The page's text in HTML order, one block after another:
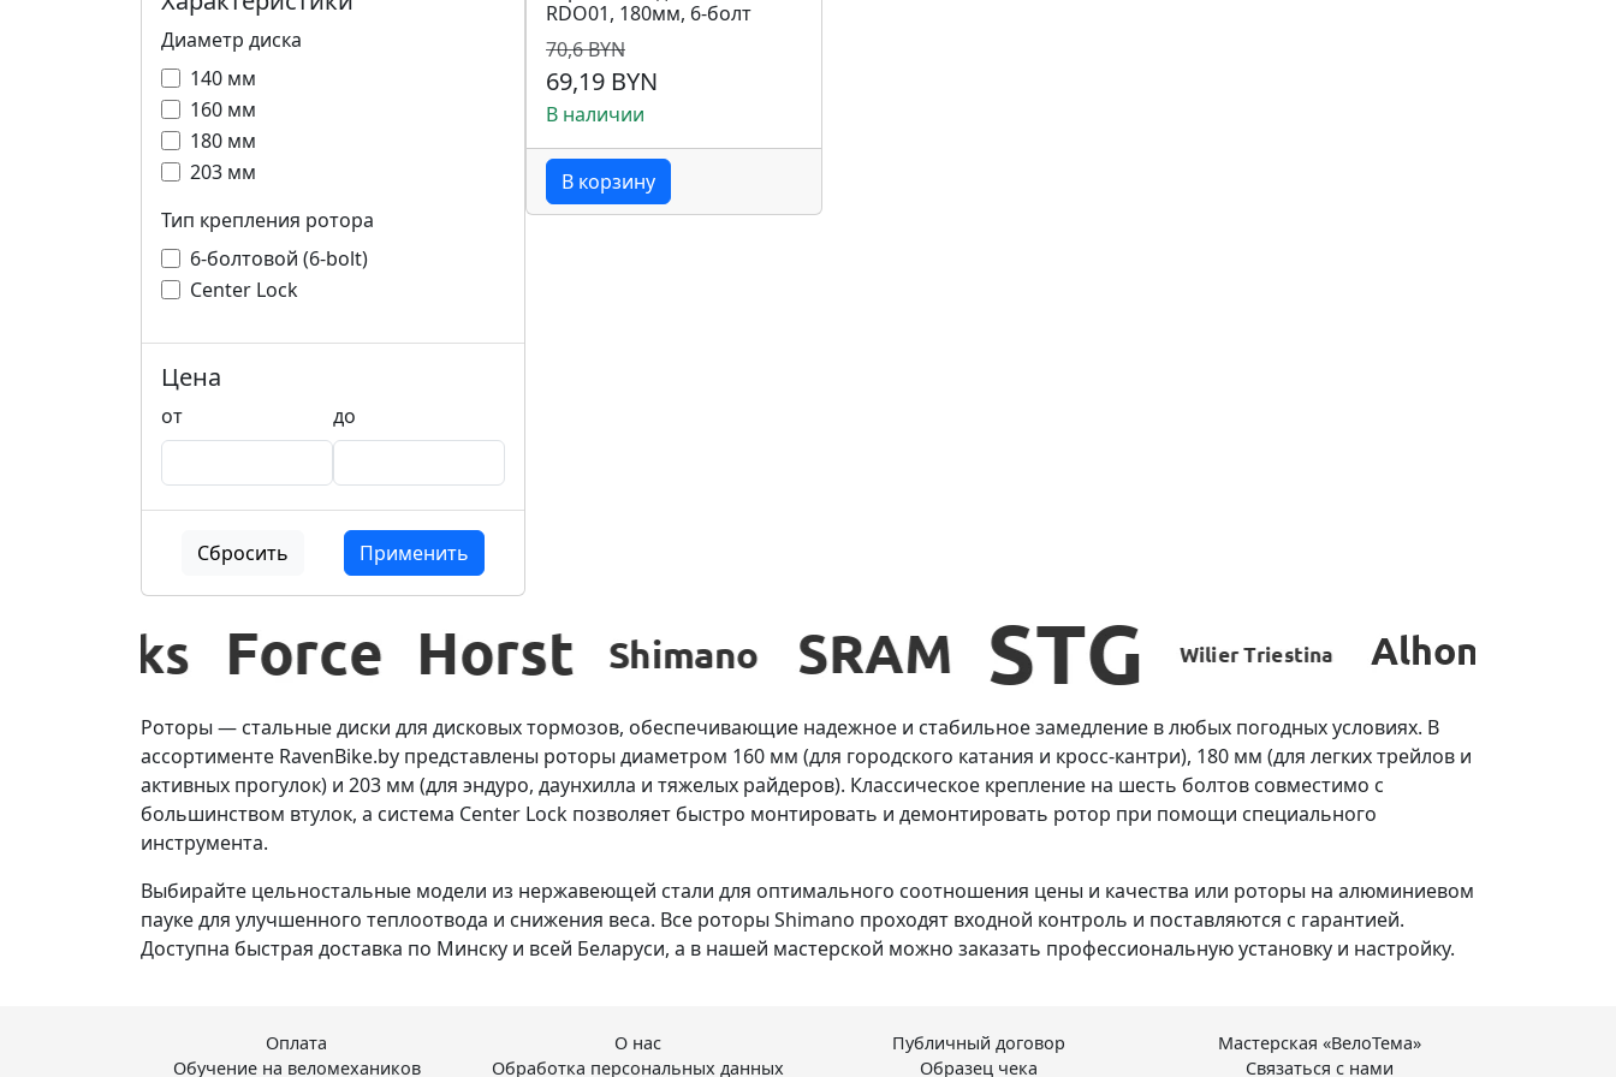
Диаметр диска
140 мм
160 мм
180 мм
203 мм
Тип крепления ротора
6-болтовой (6-bolt)
Center Lock
Цена
от до
Сбросить Применить
RDO01, 180мм, 6-болт
70,6 BYN
69,19 BYN
В наличии
В корзину
Роторы — стальные диски для дисковых тормозов, обеспечивающие надежное и стабильное замедление в любых погодных условиях. В
ассортименте RavenBike.by представлены роторы диаметром 160 мм (для городского катания и кросс-кантри), 180 мм (для легких трейлов и
активных прогулок) и 203 мм (для эндуро, даунхилла и тяжелых райдеров). Классическое крепление на шесть болтов совместимо с
большинством втулок, а система Center Lock позволяет быстро монтировать и демонтировать ротор при помощи специального
инструмента.
Выбирайте цельностальные модели из нержавеющей стали для оптимального соотношения цены и качества или роторы на алюминиевом
пауке для улучшенного теплоотвода и снижения веса. Все роторы Shimano проходят входной контроль и поставляются с гарантией.
Доступна быстрая доставка по Минску и всей Беларуси, а в нашей мастерской можно заказать профессиональную установку и настройку.
Оплата О нас Публичный договор
Мастерская «ВелоТема»
Обучение на веломехаников
Обработка персональных данных Образец чека Связаться с нами